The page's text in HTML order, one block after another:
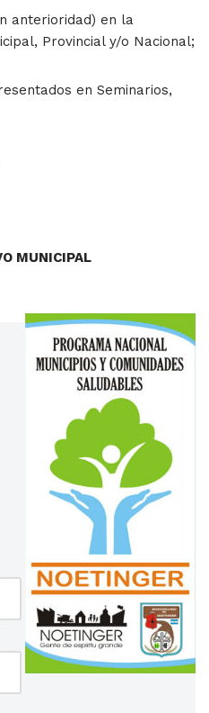
anterioridad) en la
Provincial y/o Nacional;
en Seminarios,
MUNICIPAL